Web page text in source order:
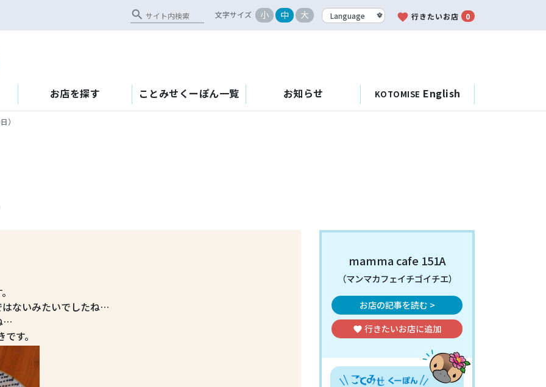
search 文字サイズ 小 中 大 favorite 行きたいお店 0
お店を探す ことみせくーぽん一覧 お知らせ KOTOMISE English
）
ないみたいでしたね…
…
す。
mamma cafe 151A
（マンマカフェイチゴイチエ）
お店の記事を読む >
favorite 行きたいお店に追加